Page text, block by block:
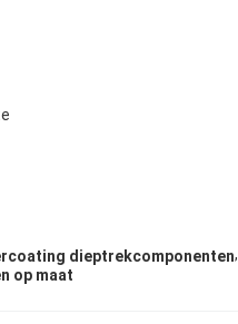
dieptrekcomponenten,
op maat